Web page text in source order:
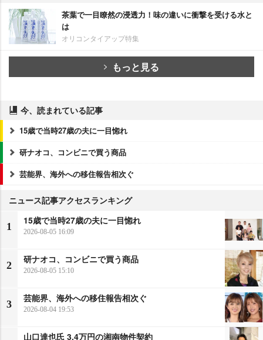
茶葉で一目瞭然の浸透力！味の違いに衝撃を受ける水と
は
オリコンタイアップ特集
もっと見る
今、読まれている記事
15歳で当時27歳の夫に一目惚れ
研ナオコ、コンビニで買う商品
芸能界、海外への移住報告相次ぐ
ニュース記事アクセスランキング
1
15歳で当時27歳の夫に一目惚れ
2026-08-05 16:09
2
研ナオコ、コンビニで買う商品
2026-08-05 15:10
3
芸能界、海外への移住報告相次ぐ
2026-08-04 19:53
山口達也氏 3.4万円の湘南物件契約